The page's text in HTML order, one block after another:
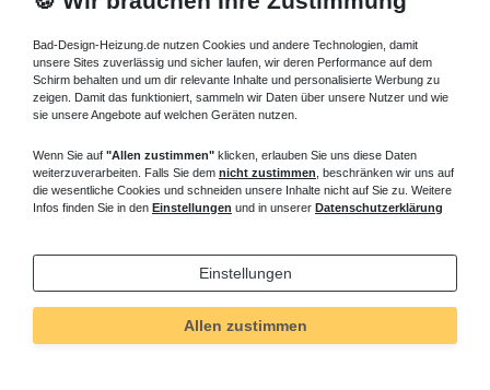
Bad-Design-Heizung.de nutzen Cookies und andere Technologien, damit
unsere Sites zuverlässig und sicher laufen, wir deren Performance auf dem
Schirm behalten und um dir relevante Inhalte und personalisierte Werbung zu
zeigen. Damit das funktioniert, sammeln wir Daten über unsere Nutzer und wie
sie unsere Angebote auf welchen Geräten nutzen.
Wenn Sie auf "Allen zustimmen" klicken, erlauben Sie uns diese Daten
weiterzuverarbeiten. Falls Sie dem nicht zustimmen , beschränken wir uns auf
die wesentliche Cookies und schneiden unsere Inhalte nicht auf Sie zu. Weitere
Infos finden Sie in den Einstellungen und in unserer Datenschutzerklärung
Einstellungen
Allen zustimmen